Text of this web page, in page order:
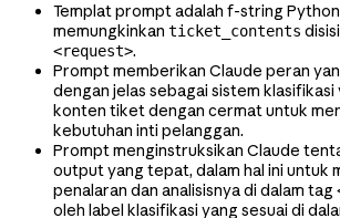
Templat prompt adalah f-string
memungkinkan ticket_contents
<request>.
Prompt memberikan Claude peran
dengan jelas sebagai sistem klasifikasi
konten tiket dengan cermat untuk
kebutuhan inti pelanggan.
Prompt menginstruksikan Claude
output yang tepat, dalam hal ini untuk
penalaran dan analisisnya di dalam tag
oleh label klasifikasi yang sesuai di